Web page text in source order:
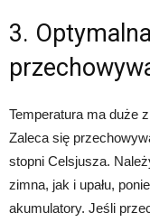
3.
Temperatura ma duże
Zaleca się
stopni Celsjusza.
zimna, jak i upału,
akumulatory. Jeśli